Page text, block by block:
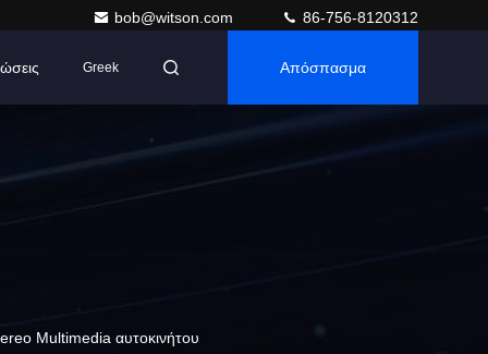
bob@witson.com 86-756-8120312
Greek Απόσπασμα
Multimedia αυτοκινήτου